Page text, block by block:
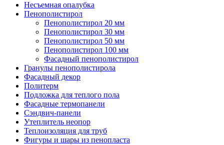
Несъемная опалубка
Пенополистирол
Пенополистирол 20 мм
Пенополистирол 30 мм
Пенополистирол 50 мм
Пенополистирол 100 мм
Фасадный пенополистирол
Гранулы пенополистирола
Фасадный декор
Политерм
Подложка для теплого пола
Фасадные термопанели
Сэндвич-панели
Утеплитель неопор
Теплоизоляция для труб
Фигуры и шары из пенопласта